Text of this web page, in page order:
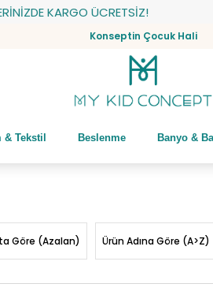
ÜCRETSİZ!
Konseptin Çocuk Hali
Tekstil Beslenme Banyo &
Göre (Azalan) Ürün Adına Göre (A>Z)